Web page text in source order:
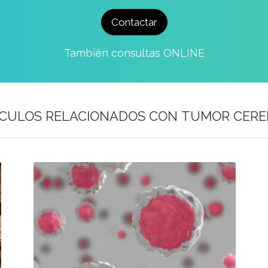
Contactar
También consultas ONLINE
RELACIONADOS CON TUMOR